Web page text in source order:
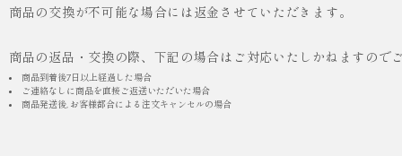
商品の交換が不可能な場合には返金させていただきます。
商品の返品・交換の際、下記の場合はご対応いたしかねますので
商品到着後7日以上経過した場合
ご連絡なしに商品を直接ご返送いただいた場合
商品発送後, お客様都合による注文キャンセルの場合